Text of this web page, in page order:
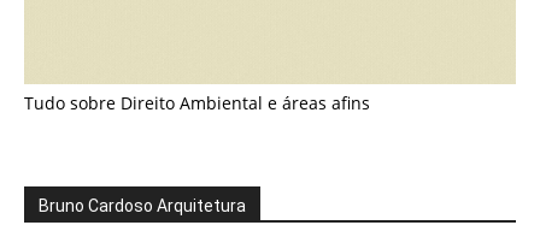
Tudo sobre Direito Ambiental e áreas afins
Bruno Cardoso Arquitetura